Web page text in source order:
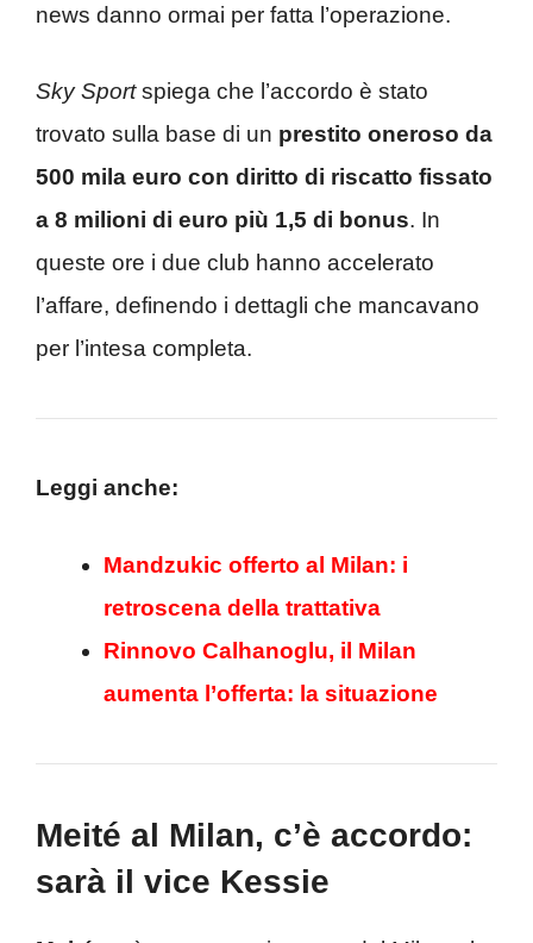
news danno ormai per fatta l’operazione.
Sky Sportspiega che l’accordo è stato
trovato sulla base di un prestito oneroso da
500 mila euro con diritto di riscatto fissato
a 8 milioni di euro più 1,5 di bonus. In
queste ore i due club hanno accelerato
l’affare, definendo i dettagli che mancavano
per l’intesa completa.
Leggi anche:
Mandzukic offerto al Milan: i
retroscena della trattativa
Rinnovo Calhanoglu, il Milan
aumenta l’offerta: la situazione
Meité al Milan, c’è accordo:
sarà il vice Kessie